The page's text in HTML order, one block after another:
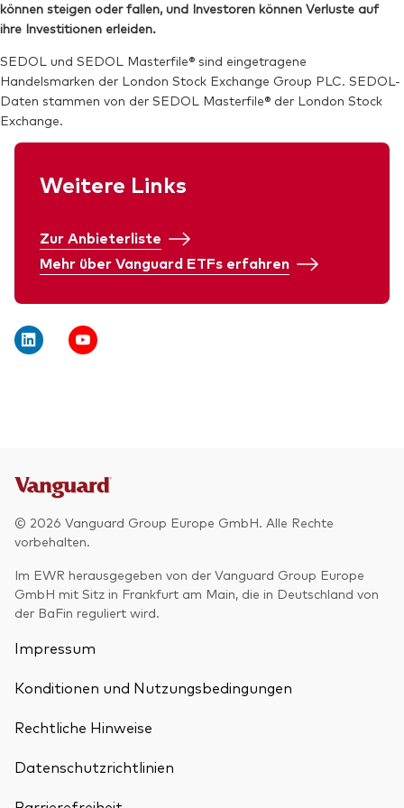
SEDOL:BN2YCF9
ISIN:IE00BMVB5M21
Reuters:V40A.DE
SEDOL:BN2YCD7
können steigen oder fallen, und Investoren können Verluste auf
ihre Investitionen erleiden.
SEDOL und SEDOL Masterfile® sind eingetragene
Handelsmarken der London Stock Exchange Group PLC. SEDOL-
Daten stammen von der SEDOL Masterfile® der London Stock
Exchange.
Weitere Links
Zur Anbieterliste
Mehr über Vanguard ETFs erfahren
© 2026 Vanguard Group Europe GmbH. Alle Rechte
vorbehalten.
Im EWR herausgegeben von der Vanguard Group Europe
GmbH mit Sitz in Frankfurt am Main, die in Deutschland von
der BaFin reguliert wird.
Impressum
Konditionen und Nutzungsbedingungen
Rechtliche Hinweise
Datenschutzrichtlinien